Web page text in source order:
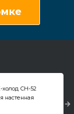
СН-52
настенная